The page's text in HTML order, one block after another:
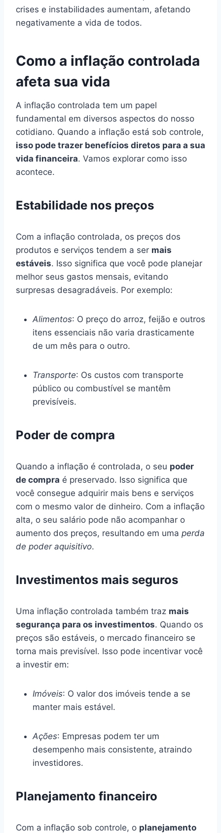
crises e instabilidades aumentam, afetando
negativamente a vida de todos.
Como a inflação controlada
afeta sua vida
A inflação controlada tem um papel
fundamental em diversos aspectos do nosso
cotidiano. Quando a inflação está sob controle,
isso pode trazer benefícios diretos para a sua
vida financeira. Vamos explorar como isso
acontece.
Estabilidade nos preços
Com a inflação controlada, os preços dos
produtos e serviços tendem a ser mais
estáveis. Isso significa que você pode planejar
melhor seus gastos mensais, evitando
surpresas desagradáveis. Por exemplo:
Alimentos: O preço do arroz, feijão e outros
itens essenciais não varia drasticamente
de um mês para o outro.
Transporte: Os custos com transporte
público ou combustível se mantêm
previsíveis.
Poder de compra
Quando a inflação é controlada, o seu poder
de compra é preservado. Isso significa que
você consegue adquirir mais bens e serviços
com o mesmo valor de dinheiro. Com a inflação
alta, o seu salário pode não acompanhar o
aumento dos preços, resultando em uma perda
de poder aquisitivo.
Investimentos mais seguros
Uma inflação controlada também traz mais
segurança para os investimentos. Quando os
preços são estáveis, o mercado financeiro se
torna mais previsível. Isso pode incentivar você
a investir em:
Imóveis: O valor dos imóveis tende a se
manter mais estável.
Ações: Empresas podem ter um
desempenho mais consistente, atraindo
investidores.
Planejamento financeiro
Com a inflação sob controle, o planejamento